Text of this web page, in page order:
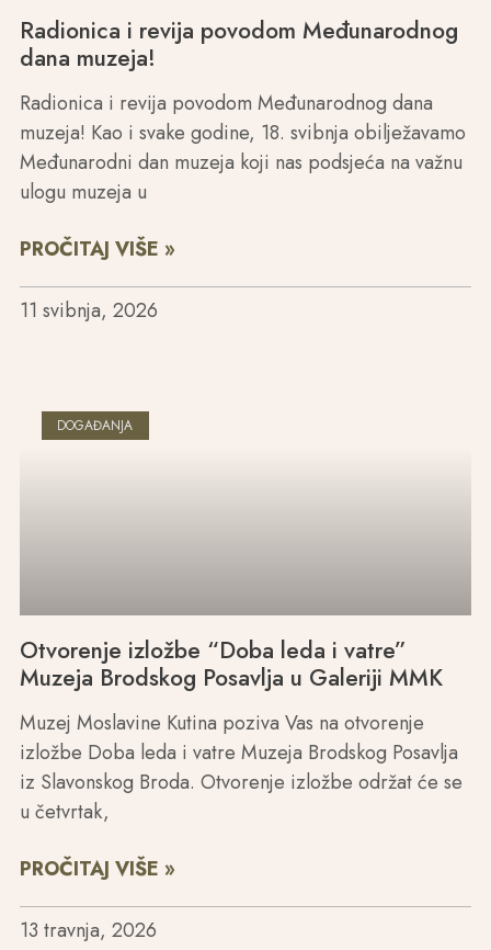
Radionica i revija povodom Međunarodnog
dana muzeja!
Radionica i revija povodom Međunarodnog dana
muzeja! Kao i svake godine, 18. svibnja obilježavamo
Međunarodni dan muzeja koji nas podsjeća na važnu
ulogu muzeja u
PROČITAJ VIŠE »
11 svibnja, 2026
DOGAĐANJA
Otvorenje izložbe “Doba leda i vatre”
Muzeja Brodskog Posavlja u Galeriji MMK
Muzej Moslavine Kutina poziva Vas na otvorenje
izložbe Doba leda i vatre Muzeja Brodskog Posavlja
iz Slavonskog Broda. Otvorenje izložbe održat će se
u četvrtak,
PROČITAJ VIŠE »
13 travnja, 2026